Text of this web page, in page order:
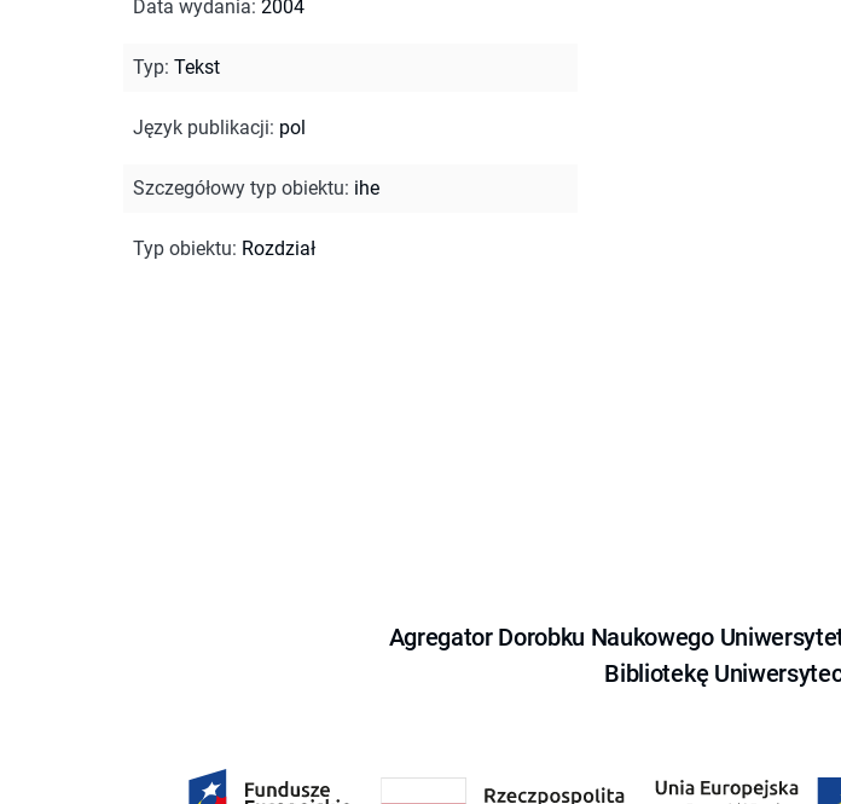
Data wydania: 2004
Typ: Tekst
Język publikacji: pol
Szczegółowy typ obiektu: ihe
Typ obiektu: Rozdział
Agregator Dorobku Naukowego
Bibliotekę